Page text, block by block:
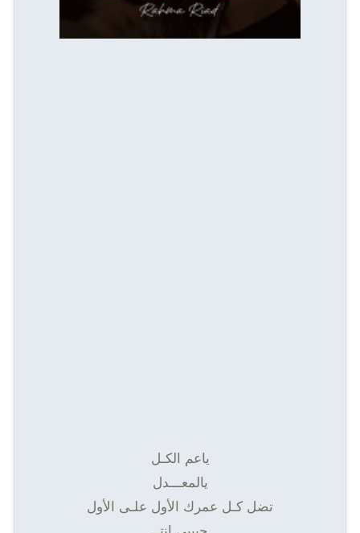
ياعم الكـل
يالمعـــدل
تضل كـل عمرك الأول علـى الأول